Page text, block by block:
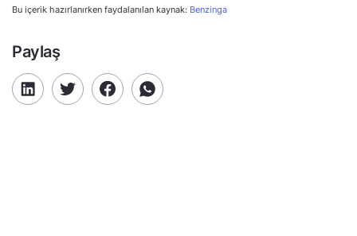
Bu içerik hazırlanırken faydalanılan kaynak: Benzinga
Paylaş